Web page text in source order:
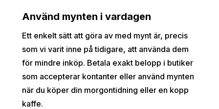
Använd mynten i vardagen
Ett enkelt sätt att göra av med mynt är, precis
som vi varit inne på tidigare, att använda dem
för mindre inköp. Betala exakt belopp i butiker
som accepterar kontanter eller använd mynten
när du köper din morgontidning eller en kopp
kaffe.